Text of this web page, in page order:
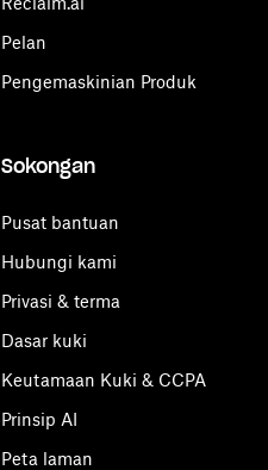
Pelan
Pengemaskinian Produk
Sokongan
Pusat bantuan
Hubungi kami
Privasi & terma
Dasar kuki
Keutamaan Kuki & CCPA
Prinsip AI
Peta laman